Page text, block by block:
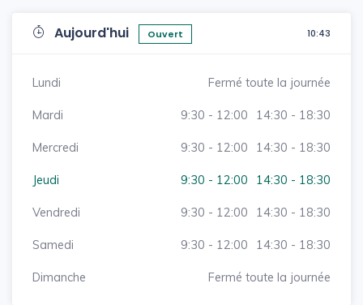
Aujourd'hui Ouvert 10:43
Lundi Fermé toute la journée
Mardi 14:30 - 18:30
9:30 - 12:00
Mercredi 14:30 - 18:30
9:30 - 12:00
Jeudi 14:30 - 18:30
9:30 - 12:00
Vendredi 14:30 - 18:30
9:30 - 12:00
Samedi 14:30 - 18:30
9:30 - 12:00
Dimanche Fermé toute la journée